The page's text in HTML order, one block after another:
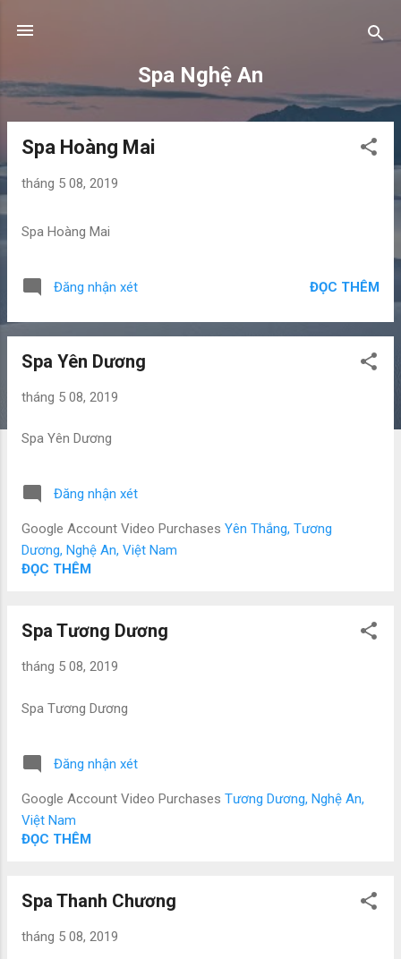
Spa Nghệ An
Spa Hoàng Mai
tháng 5 08, 2019
Spa Hoàng Mai
Đăng nhận xét ĐỌC THÊM
Spa Yên Dương
tháng 5 08, 2019
Spa Yên Dương
Đăng nhận xét
Google Account Video Purchases Yên Thắng, Tương
Dương, Nghệ An, Việt Nam
ĐỌC THÊM
Spa Tương Dương
tháng 5 08, 2019
Spa Tương Dương
Đăng nhận xét
Google Account Video Purchases Tương Dương, Nghệ An,
Việt Nam
ĐỌC THÊM
Spa Thanh Chương
tháng 5 08, 2019